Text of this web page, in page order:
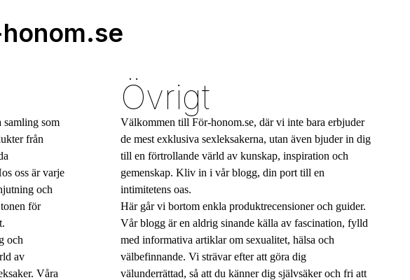
samling som
från
oss är varje
och
för
och
av
Våra
Övrigt
Välkommen till För-honom.se, där vi inte bara erbjuder
de mest exklusiva sexleksakerna, utan även bjuder in dig
till en förtrollande värld av kunskap, inspiration och
gemenskap. Kliv in i vår blogg, din port till en
intimitetens oas.
Här går vi bortom enkla produktrecensioner och guider.
Vår blogg är en aldrig sinande källa av fascination, fylld
med informativa artiklar om sexualitet, hälsa och
välbefinnande. Vi strävar efter att göra dig
välunderrättad, så att du känner dig självsäker och fri att